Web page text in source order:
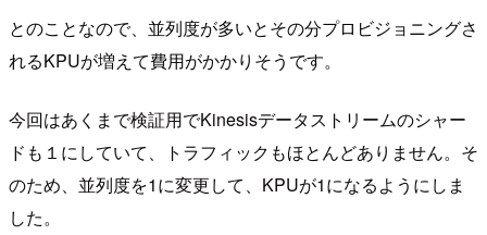
とのことなので、並列度が多いとその分プロビジョニングさ
れるKPUが増えて費用がかかりそうです。
今回はあくまで検証用でKinesisデータストリームのシャー
ドも１にしていて、トラフィックもほとんどありません。そ
のため、並列度を1に変更して、KPUが1になるようにしま
した。